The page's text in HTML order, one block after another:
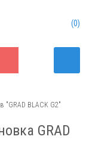
0
"GRAD BLACK G2"
GRAD